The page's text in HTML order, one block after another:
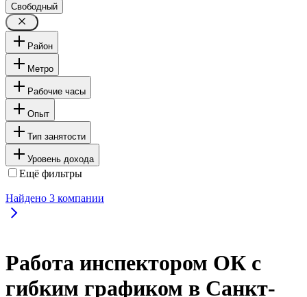
Свободный
Район
Метро
Рабочие часы
Опыт
Тип занятости
Уровень дохода
Ещё фильтры
Найдено 3 компании
Работа инспектором ОК с
гибким графиком в Санкт-